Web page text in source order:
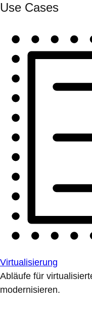
Use Cases
Virtualisierung
Abläufe für
modernisieren.